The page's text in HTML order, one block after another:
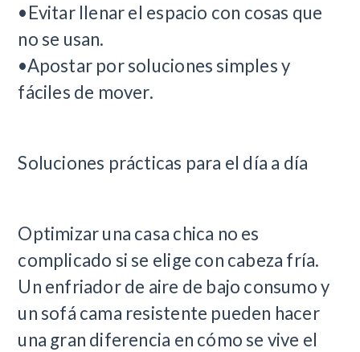
•Evitar llenar el espacio con cosas que
no se usan.
•Apostar por soluciones simples y
fáciles de mover.
Soluciones prácticas para el día a día
Optimizar una casa chica no es
complicado si se elige con cabeza fría.
Un enfriador de aire de bajo consumo y
un sofá cama resistente pueden hacer
una gran diferencia en cómo se vive el